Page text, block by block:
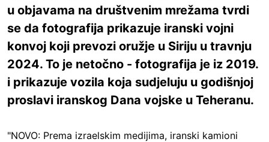
u objavama na društvenim mrežama tvrdi
se da fotografija prikazuje iranski vojni
konvoj koji prevozi oružje u Siriju u travnju
2024. To je netočno - fotografija je iz 2019.
i prikazuje vozila koja sudjeluju u godišnjoj
proslavi iranskog Dana vojske u Teheranu.
"NOVO: Prema izraelskim medijima, iranski kamioni